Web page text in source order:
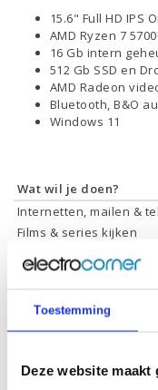
Toestemming
Deze website
15.6" Full HD IPS
AMD Ryzen 7
16 Gb intern
512 Gb SSD en
AMD Radeon
Bluetooth, B&O
Windows 11
Wat wil je doen?
Internetten, mailen &
Films & series kijken
Foto's bewerken
Video's bewerken